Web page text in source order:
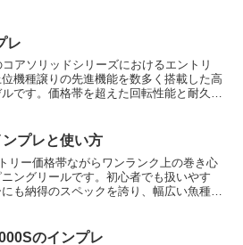
レ
アソリッドシリーズにおけるエントリ
機種譲りの先進機能を数多く搭載した高
です。価格帯を超えた回転性能と耐久性
プレと使い方
リー価格帯ながらワンランク上の巻き心
ングリールです。初心者でも扱いやす
も納得のスペックを誇り、幅広い魚種や
のインプレ